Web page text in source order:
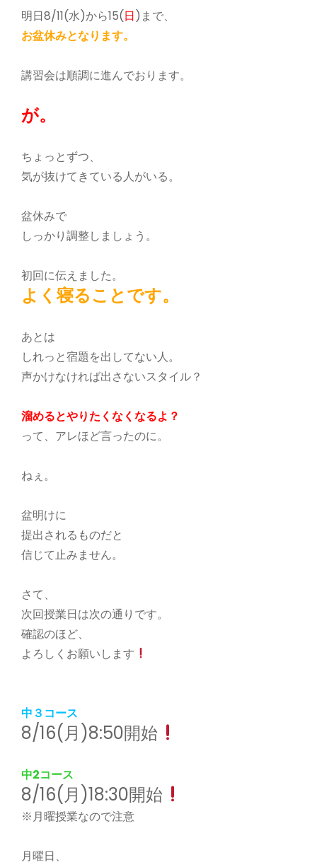
明日8/11(水)から15(日)まで、
お盆休みとなります。
講習会は順調に進んでおります。
が。
ちょっとずつ、
気が抜けてきている人がいる。
盆休みで
しっかり調整しましょう。
初回に伝えました。
よく寝ることです。
あとは
しれっと宿題を出してない人。
声かけなければ出さないスタイル？
溜めるとやりたくなくなるよ？
って、アレほど言ったのに。
ねぇ。
盆明けに
提出されるものだと
信じて止みません。
さて、
次回授業日は次の通りです。
確認のほど、
よろしくお願いします
中３コース
8/16(月)8:50開始
中2コース
8/16(月)18:30開始
※月曜授業なので注意
月曜日、